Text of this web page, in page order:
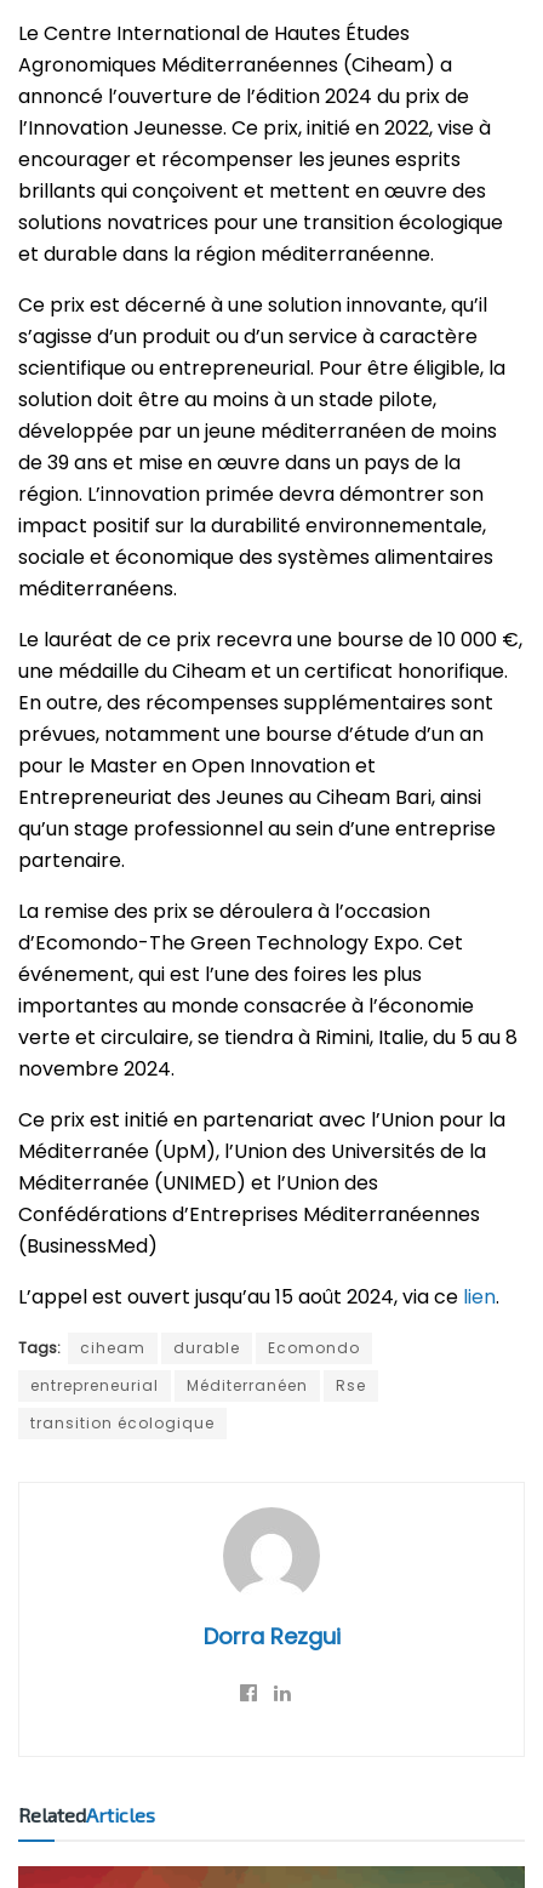
Le Centre International de Hautes Études
Agronomiques Méditerranéennes (Ciheam) a
annoncé l’ouverture de l’édition 2024 du prix de
l’Innovation Jeunesse. Ce prix, initié en 2022, vise à
encourager et récompenser les jeunes esprits
brillants qui conçoivent et mettent en œuvre des
solutions novatrices pour une transition écologique
et durable dans la région méditerranéenne.
Ce prix est décerné à une solution innovante, qu’il
s’agisse d’un produit ou d’un service à caractère
scientifique ou entrepreneurial. Pour être éligible, la
solution doit être au moins à un stade pilote,
développée par un jeune méditerranéen de moins
de 39 ans et mise en œuvre dans un pays de la
région. L’innovation primée devra démontrer son
impact positif sur la durabilité environnementale,
sociale et économique des systèmes alimentaires
méditerranéens.
Le lauréat de ce prix recevra une bourse de 10 000 €,
une médaille du Ciheam et un certificat honorifique.
En outre, des récompenses supplémentaires sont
prévues, notamment une bourse d’étude d’un an
pour le Master en Open Innovation et
Entrepreneuriat des Jeunes au Ciheam Bari, ainsi
qu’un stage professionnel au sein d’une entreprise
partenaire.
La remise des prix se déroulera à l’occasion
d’Ecomondo-The Green Technology Expo. Cet
événement, qui est l’une des foires les plus
importantes au monde consacrée à l’économie
verte et circulaire, se tiendra à Rimini, Italie, du 5 au 8
novembre 2024.
Ce prix est initié en partenariat avec l’Union pour la
Méditerranée (UpM), l’Union des Universités de la
Méditerranée (UNIMED) et l’Union des
Confédérations d’Entreprises Méditerranéennes
(BusinessMed)
L’appel est ouvert jusqu’au 15 août 2024, via ce lien.
Tags: ciheam durable
Ecomondo
entrepreneurial
Méditerranéen
Rse
transition écologique
Dorra Rezgui
RelatedArticles